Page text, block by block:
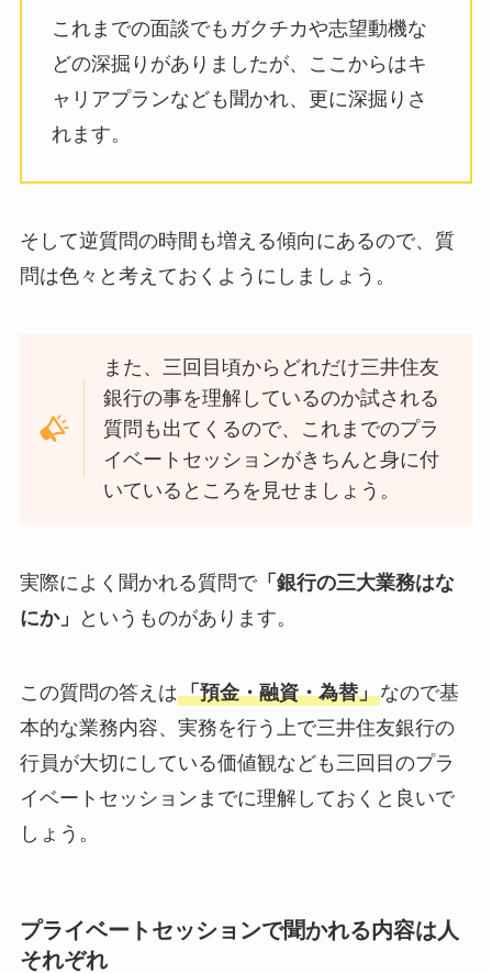
これまでの面談でもガクチカや志望動機な
どの深掘りがありましたが、ここからはキ
ャリアプランなども聞かれ、更に深掘りさ
れます。
そして逆質問の時間も増える傾向にあるので、質
問は色々と考えておくようにしましょう。
また、三回目頃からどれだけ三井住友
銀行の事を理解しているのか試される
質問も出てくるので、これまでのプラ
イベートセッションがきちんと身に付
いているところを見せましょう。
実際によく聞かれる質問で「銀行の三大業務はな
にか」
というものがあります。
この質問の答えは「預金・融資・為替」なので基
本的な業務内容、実務を行う上で三井住友銀行の
行員が大切にしている価値観なども三回目のプラ
イベートセッションまでに理解しておくと良いで
しょう。
プライベートセッションで聞かれる内容は人
それぞれ